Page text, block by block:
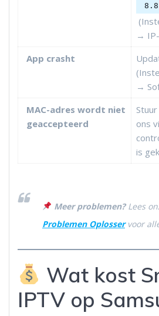
→
App crasht
→
MAC-adres wordt niet
geaccepteerd
ons
is
Meer problemen?Lees
Problemen Oplosservoor
Wat kost
IPTV op